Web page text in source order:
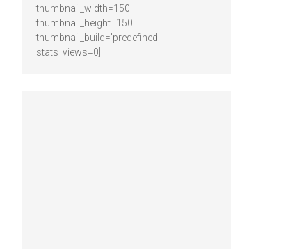
thumbnail_width=150
thumbnail_height=150
thumbnail_build='predefined'
stats_views=0]